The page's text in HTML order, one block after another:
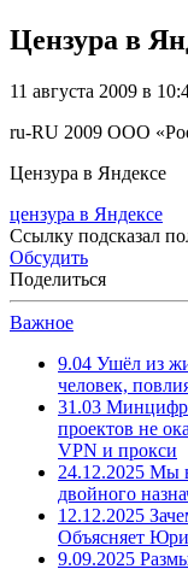
Цензура в
11 августа 2009 в
ru-RU 2009 ООО
Цензура в Яндексе
цензура в Яндексе
Ссылку подсказал
Обсудить
Поделиться
Важное
9.04 Ушёл из
человек,
31.03
проектов не
VPN и прокси
24.12.2025 Мы
двойного
12.12.2025
Объясняет
9.09.2025